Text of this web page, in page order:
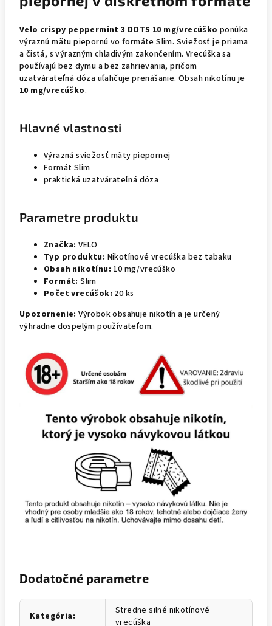
Velo crispy peppermint 3 DOTS 10 mg/vrecúško ponúka
výraznú mätu piepornú vo formáte Slim. Sviežosť je priama
a čistá, s výrazným chladivým zakončením. Vrecúška sa
používajú bez dymu a bez zahrievania, pričom
uzatvárateľná dóza uľahčuje prenášanie. Obsah nikotínu je
10 mg/vrecúško.
Hlavné vlastnosti
Výrazná sviežosť mäty piepornej
Formát Slim
praktická uzatvárateľná dóza
Parametre produktu
Značka: VELO
Typ produktu: Nikotínové vrecúška bez tabaku
Obsah nikotínu: 10 mg/vrecúško
Formát: Slim
Počet vrecúšok: 20 ks
Upozornenie: Výrobok obsahuje nikotín a je určený
výhradne dospelým používateľom.
Dodatočné parametre
Kategória:
Stredne silné nikotínové
vrecúška